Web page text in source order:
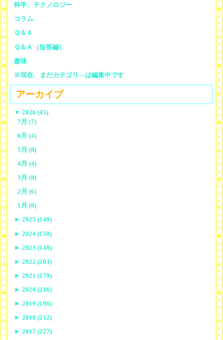
科学、テクノロジー
コラム
Ｑ＆Ａ
Ｑ＆Ａ（短答編）
趣味
※現在、まだカテゴリ—は編集中です
アーカイブ
▼ 2026 (45)
7月 (7)
6月 (4)
5月 (8)
4月 (4)
3月 (8)
2月 (6)
1月 (8)
► 2025 (140)
► 2024 (150)
► 2023 (148)
► 2022 (203)
► 2021 (179)
► 2020 (216)
► 2019 (196)
► 2018 (212)
► 2017 (227)